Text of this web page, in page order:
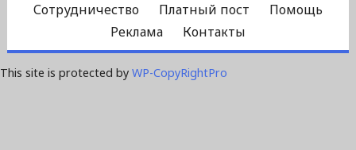
Сотрудничество Платный пост
Помощь
Реклама
Контакты
This site is protected by WP-CopyRightPro